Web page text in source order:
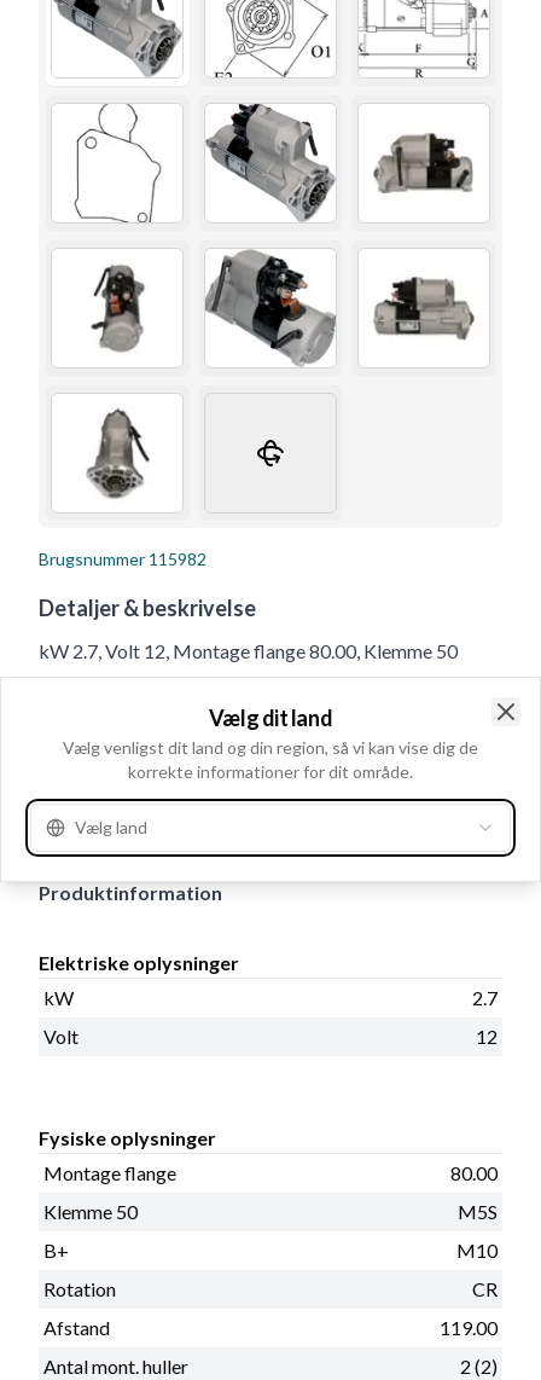
Brugsnummer 115982
Detaljer & beskrivelse
kW 2.7, Volt 12, Montage flange 80.00, Klemme 50
M5S, B+ M10, Rotation CR, Afstand 119.00, Antal mont.
huller 2 (2), Afstand bag 256.00, Drevafstand 17.00,
Afstand for 22.00, Antal mont. huller 2, Totallængde
278.00, Relæ/kulholder plac. 55, Geartype GR,
Mounting Holes with Thread 2, Antal tænder 11
Produktinformation
Elektriske oplysninger
kW
2.7
Volt
12
Fysiske oplysninger
Montage flange
80.00
Klemme 50
M5S
B+
M10
Rotation
CR
Afstand
119.00
Antal mont. huller
2 (2)
Vælg dit land
Vælg venligst dit land og din region, så vi kan vise dig de
korrekte informationer for dit område.
Vælg land